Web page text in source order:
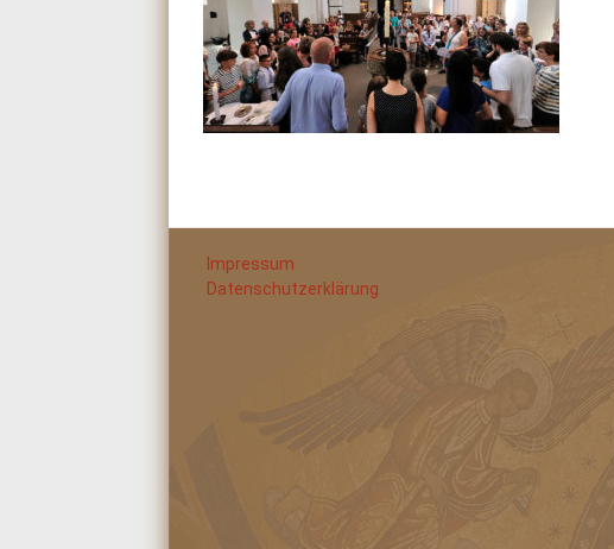
Impressum
Datenschutzerklärung